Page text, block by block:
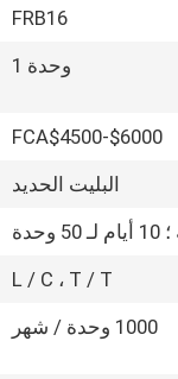
FRB16
وحدة 1
FCA$4500-$6000
البليت الحديد
L / C ، T / T
1000 وحدة / شهر